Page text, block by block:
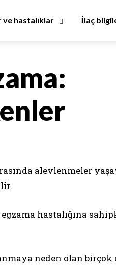
hastalıklar İlaç
alevlenmeler
hastalığına
neden olan